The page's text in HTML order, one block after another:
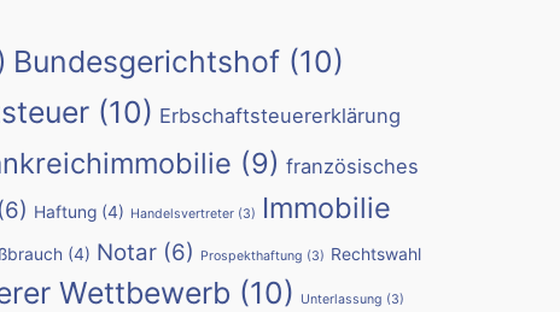
Bundesgerichtshof (10)
(10) Erbschaftsteuererklärung
(9) französisches
(6) Haftung (4) Handelsvertreter (3)
Immobilie
(4) Notar (6) Prospekthaftung (3) Rechtswahl
Wettbewerb (10) Unterlassung (3)